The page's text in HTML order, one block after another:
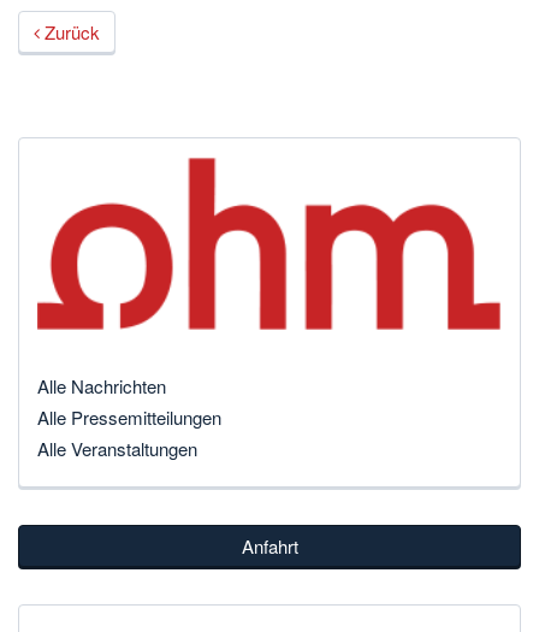
Zurück
Alle Nachrichten
Alle Pressemitteilungen
Alle Veranstaltungen
Anfahrt